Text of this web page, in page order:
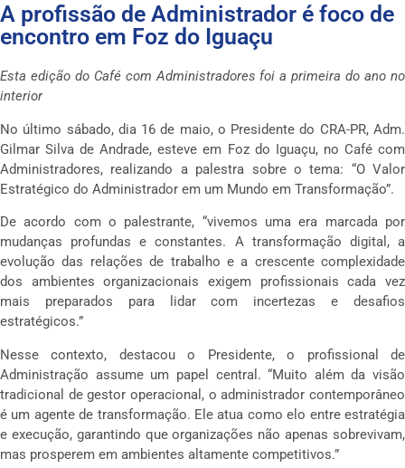
A profissão de Administrador é foco de
encontro em Foz do Iguaçu
Esta edição do Café com Administradores foi a primeira do ano no
interior
No último sábado, dia 16 de maio, o Presidente do CRA-PR, Adm.
Gilmar Silva de Andrade, esteve em Foz do Iguaçu, no Café com
Administradores, realizando a palestra sobre o tema: “O Valor
Estratégico do Administrador em um Mundo em Transformação”.
De acordo com o palestrante, “vivemos uma era marcada por
mudanças profundas e constantes. A transformação digital, a
evolução das relações de trabalho e a crescente complexidade
dos ambientes organizacionais exigem profissionais cada vez
mais preparados para lidar com incertezas e desafios
estratégicos.”
Nesse contexto, destacou o Presidente, o profissional de
Administração assume um papel central. “Muito além da visão
tradicional de gestor operacional, o administrador contemporâneo
é um agente de transformação. Ele atua como elo entre estratégia
e execução, garantindo que organizações não apenas sobrevivam,
mas prosperem em ambientes altamente competitivos.”